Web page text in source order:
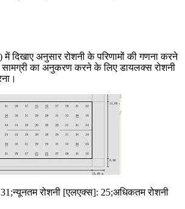
दिखाए अनुसार रोशनी के परिणामों की गणना करने
सामग्री का अनुकरण करने के लिए डायलक्स रोशनी
रोशनी [एलएक्स]: 25;अधिकतम रोशनी